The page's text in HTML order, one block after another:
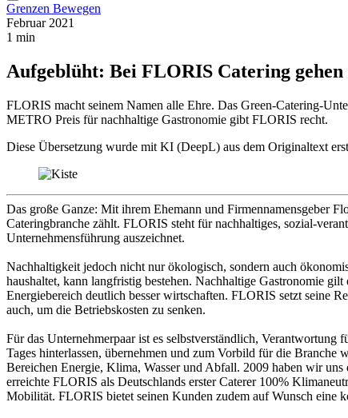
Grenzen Bewegen
Februar 2021
1 min
Aufgeblüht: Bei FLORIS Catering
FLORIS macht seinem Namen alle Ehre. Das Green-Catering-
METRO Preis für nachhaltige Gastronomie gibt FLORIS recht.
Diese Übersetzung wurde mit KI (DeepL) aus dem Originaltext
Das große Ganze: Mit ihrem Ehemann und Firmennamensgeber
Cateringbranche zählt. FLORIS steht für nachhaltiges, sozial-
Unternehmensführung auszeichnet.
Nachhaltigkeit jedoch nicht nur ökologisch, sondern auch
haushaltet, kann langfristig bestehen. Nachhaltige Gastronomie
Energiebereich deutlich besser wirtschaften. FLORIS setzt seine
auch, um die Betriebskosten zu senken.
Für das Unternehmerpaar ist es selbstverständlich,
Tages hinterlassen, übernehmen und zum Vorbild für die Branche
Bereichen Energie, Klima, Wasser und Abfall. 2009 haben wir
erreichte FLORIS als Deutschlands erster Caterer 100%
Mobilität. FLORIS bietet seinen Kunden zudem auf Wunsch eine